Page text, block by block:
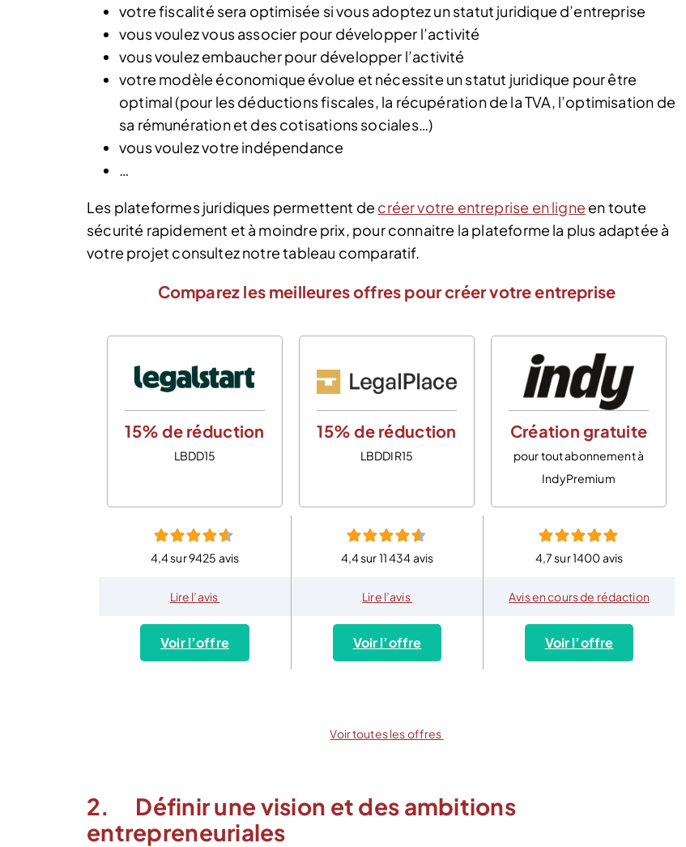
votre fiscalité sera optimisée si vous adoptez un statut juridique d’entreprise
vous voulez vous associer pour développer l’activité
vous voulez embaucher pour développer l’activité
votre modèle économique évolue et nécessite un statut juridique pour être
optimal (pour les déductions fiscales, la récupération de la TVA, l’optimisation de
sa rémunération et des cotisations sociales…)
vous voulez votre indépendance
…
Les plateformes juridiques permettent de créer votre entreprise en ligne en toute
sécurité rapidement et à moindre prix, pour connaitre la plateforme la plus adaptée à
votre projet consultez notre tableau comparatif.
Comparez les meilleures offres pour créer votre entreprise
15% de réduction
LBDD15
4,4 sur 9425 avis
Lire l’avis
Voir l’offre
15% de réduction
LBDDIR15
4,4 sur 11 434 avis
Lire l’avis
Voir l’offre
Création gratuite
pour tout abonnement à
IndyPremium
4,7 sur 1400 avis
Avis en cours de rédaction
Voir l’offre
Voir toutes les offres
2. Définir une vision et des ambitions
entrepreneuriales